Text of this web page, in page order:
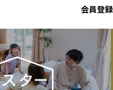
会員登録